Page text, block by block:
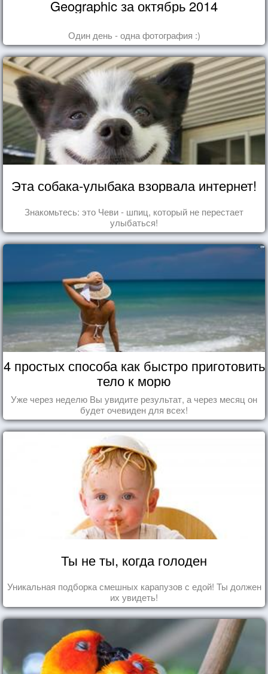
Geographic за октябрь 2014
Один день - одна фотография :)
Эта собака-улыбака взорвала интернет!
Знакомьтесь: это Чеви - шпиц, который не перестает
улыбаться!
4 простых способа как быстро приготовить
тело к морю
Уже через неделю Вы увидите результат, а через месяц он
будет очевиден для всех!
Ты не ты, когда голоден
Уникальная подборка смешных карапузов с едой! Ты должен
их увидеть!